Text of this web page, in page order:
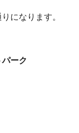
になります。
パーク